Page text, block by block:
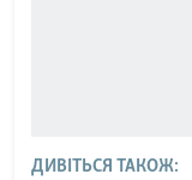
ДИВІТЬСЯ ТАКОЖ: